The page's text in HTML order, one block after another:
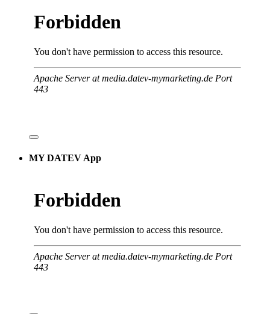
MY DATEV App